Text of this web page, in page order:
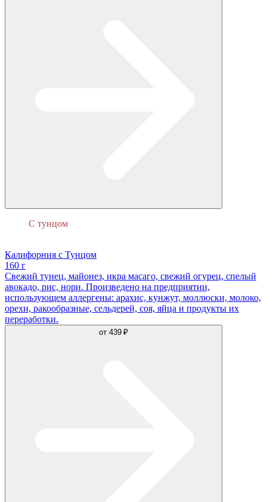
С тунцом
Калифорния с Тунцом
160 г
Свежий тунец, майонез, икра масаго, свежий огурец, спелый
авокадо, рис, нори. Произведено на предприятии,
использующем аллергены: арахис, кунжут, моллюски, молоко,
орехи, ракообразные, сельдерей, соя, яйца и продукты их
переработки.
от 439 ₽